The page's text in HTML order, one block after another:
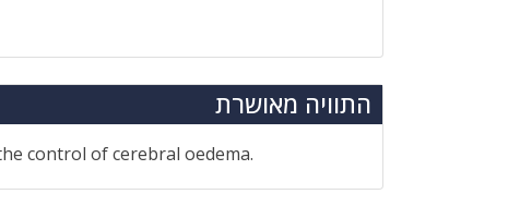
התוויה מאושרת
control of cerebral oedema.